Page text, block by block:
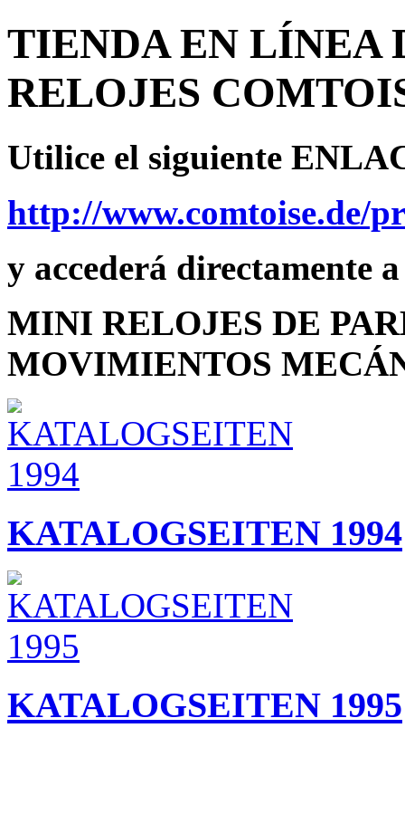
TIENDA EN LÍNEA
RELOJES
Utilice el siguiente
http://www.comtoise.de/
y accederá directamente
MINI RELOJES DE
MOVIMIENTOS
KATALOGSEITEN 1994
KATALOGSEITEN 1995